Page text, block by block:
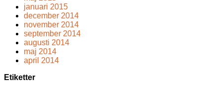
januari 2015
december 2014
november 2014
september 2014
augusti 2014
maj 2014
april 2014
Etiketter